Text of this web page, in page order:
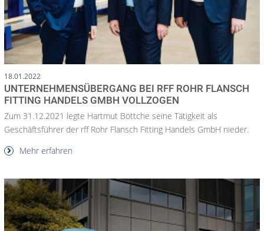
18.01.2022
UNTERNEHMENSÜBERGANG BEI RFF ROHR FLANSCH
FITTING HANDELS GMBH VOLLZOGEN
Zum 31.12.2021 legte Hartmut Böttche seine Tätigkeit als
Geschäftsführer der rff Rohr Flansch Fitting Handels GmbH nieder.
Mehr erfahren